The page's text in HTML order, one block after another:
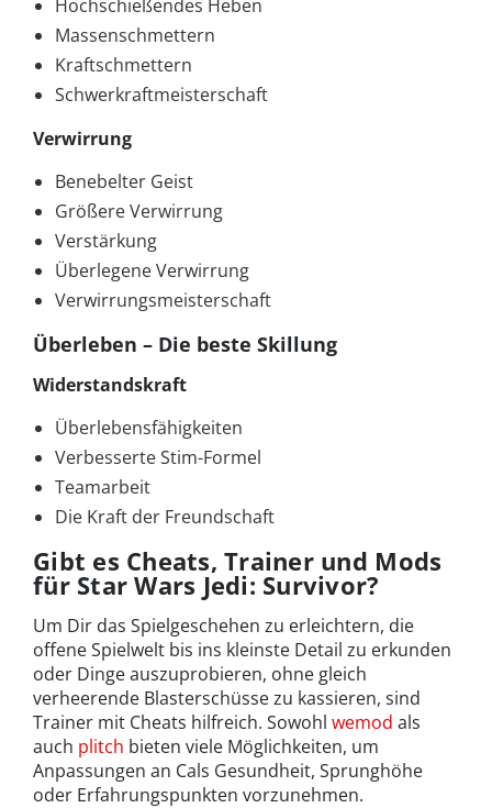
Hochschießendes Heben
Massenschmettern
Kraftschmettern
Schwerkraftmeisterschaft
Verwirrung
Benebelter Geist
Größere Verwirrung
Verstärkung
Überlegene Verwirrung
Verwirrungsmeisterschaft
Überleben – Die beste Skillung
Widerstandskraft
Überlebensfähigkeiten
Verbesserte Stim-Formel
Teamarbeit
Die Kraft der Freundschaft
Gibt es Cheats, Trainer und Mods
für Star Wars Jedi: Survivor?
Um Dir das Spielgeschehen zu erleichtern, die
offene Spielwelt bis ins kleinste Detail zu erkunden
oder Dinge auszuprobieren, ohne gleich
verheerende Blasterschüsse zu kassieren, sind
Trainer mit Cheats hilfreich. Sowohl wemod als
auch plitch bieten viele Möglichkeiten, um
Anpassungen an Cals Gesundheit, Sprunghöhe
oder Erfahrungspunkten vorzunehmen.